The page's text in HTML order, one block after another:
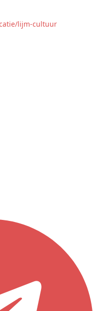
lijm-cultuur